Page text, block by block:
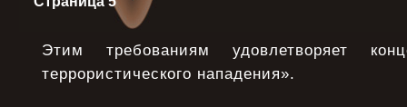
Этим требованиям удовлетворяет
террористического нападения».